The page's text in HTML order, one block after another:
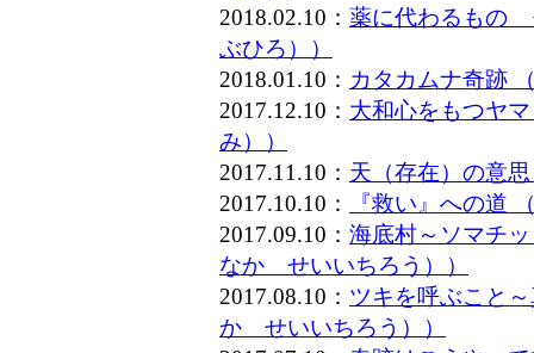
2018.02.10： 薬に代わるもの
ぶひろ））
2018.01.10： カタカムナ奇跡
2017.12.10： 大和心をもつヤ
み））
2017.11.10： 天（存在）の意
2017.10.10：
『救い』への
2017.09.10： 海底村～ソマチ
なか せいいちろう））
2017.08.10： ツキを呼ぶこと
か せいいちろう））